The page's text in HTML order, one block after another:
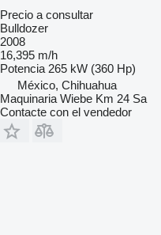
Precio a consultar
Bulldozer
2008
16,395 m/h
Potencia 265 kW (360 Hp)
México, Chihuahua
Maquinaria Wiebe Km 24 Sa
Contacte con el vendedor